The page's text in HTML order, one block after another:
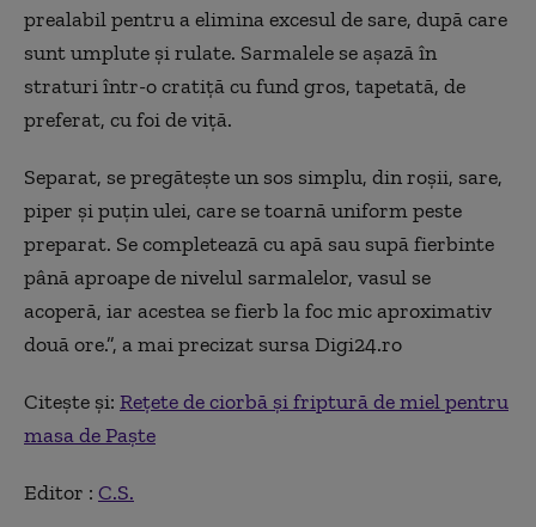
prealabil pentru a elimina excesul de sare, după care
sunt umplute și rulate. Sarmalele se așază în
straturi într-o cratiță cu fund gros, tapetată, de
preferat, cu foi de viță.
Separat, se pregătește un sos simplu, din roșii, sare,
piper și puțin ulei, care se toarnă uniform peste
preparat. Se completează cu apă sau supă fierbinte
până aproape de nivelul sarmalelor, vasul se
acoperă, iar acestea se fierb la foc mic aproximativ
două ore.”, a mai precizat sursa Digi24.ro
Citește și: Rețete de ciorbă și friptură de miel pentru
masa de Paște
Editor : C.S.